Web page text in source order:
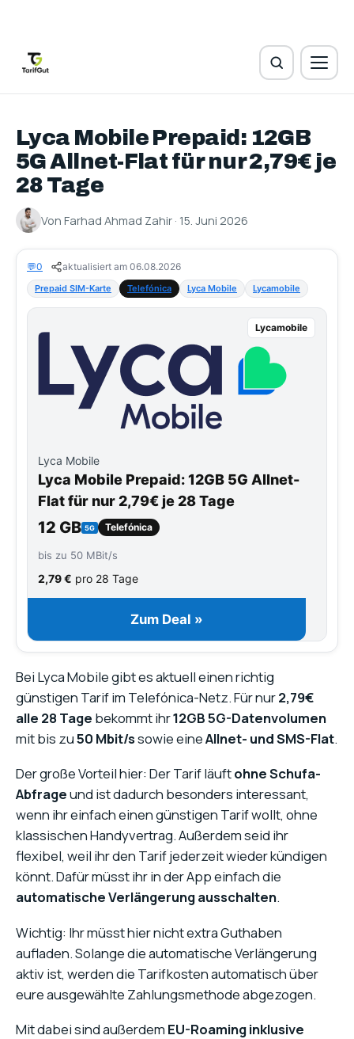
Lyca Mobile Prepaid: 12GB
5G Allnet-Flat für nur 2,79€ je
28 Tage
Von Farhad Ahmad Zahir · 15. Juni 2026
💬0 aktualisiert am 06.08.2026
Prepaid SIM-Karte Telefónica Lyca Mobile Lycamobile
Lycamobile
Lyca Mobile
Lyca Mobile Prepaid: 12GB 5G Allnet-
Flat für nur 2,79€ je 28 Tage
12 GB 5G Telefónica
bis zu 50 MBit/s
2,79 € pro 28 Tage
Zum Deal »
Bei Lyca Mobile gibt es aktuell einen richtig
günstigen Tarif im Telefónica-Netz. Für nur2,79€
alle 28 Tage bekommt ihr12GB 5G-Datenvolumen
mit bis zu50 Mbit/ssowie eineAllnet- und SMS-Flat.
Der große Vorteil hier: Der Tarif läuftohne Schufa-
Abfrageund ist dadurch besonders interessant,
wenn ihr einfach einen günstigen Tarif wollt, ohne
klassischen Handyvertrag. Außerdem seid ihr
flexibel, weil ihr den Tarif jederzeit wieder kündigen
könnt. Dafür müsst ihr in der App einfach die
automatische Verlängerung ausschalten.
Wichtig: Ihr müsst hier nicht extra Guthaben
aufladen. Solange die automatische Verlängerung
aktiv ist, werden die Tarifkosten automatisch über
eure ausgewählte Zahlungsmethode abgezogen.
Mit dabei sind außerdem EU-Roaming inklusive